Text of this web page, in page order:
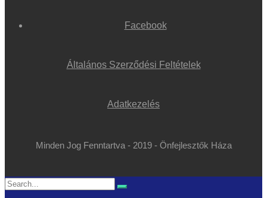
Facebook
Általános Szerződési Feltételek
Adatkezelés
Minden Jog Fenntartva - 2019 - Önfejlesztők Háza
Search
Search